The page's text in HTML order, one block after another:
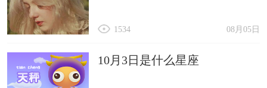
08月05日
1534
10月3日是什么星座